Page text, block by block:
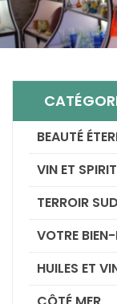
BEAUTÉ
VIN ET
TERROIR
VOTRE BIEN-
HUILES ET